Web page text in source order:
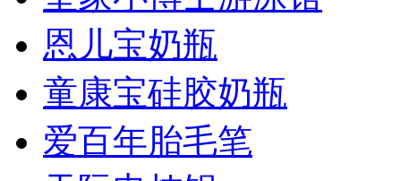
恩儿宝奶瓶
童康宝硅胶奶瓶
爱百年胎毛笔